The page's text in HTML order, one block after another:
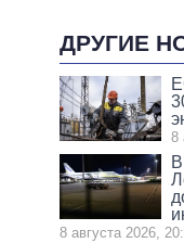
ДРУГИЕ
8
8 августа 2026,